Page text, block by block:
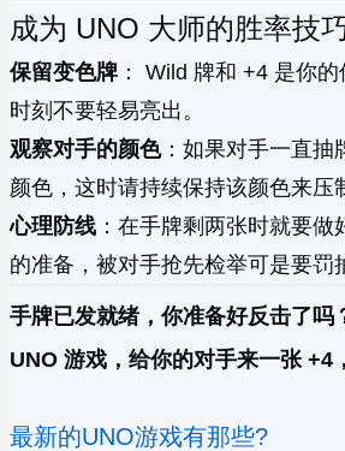
成为 UNO 大师的胜率技
保留变色牌 ： Wild 牌和 +4 是你
时刻不要轻易亮出。
观察对手的颜色：如果对手一直抽
颜色，这时请持续保持该颜色来压
心理防线 ：在手牌剩两张时就要
的准备，被对手抢先检举可是要罚
手牌已发就绪，你准备好反击了吗
UNO 游戏，给你的对手来一张 +4
最新的UNO游戏有那些?